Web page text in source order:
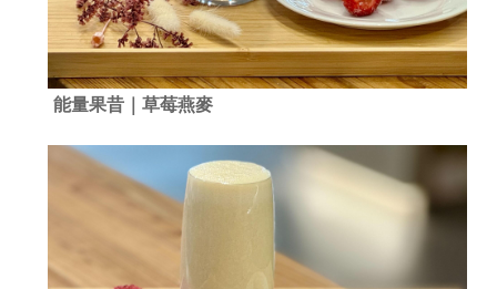
能量果昔｜草莓燕麥